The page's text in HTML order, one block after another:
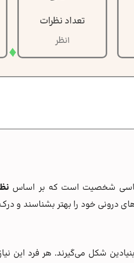
تعداد نظرات
1نظر
شخصیت است که بر اساس
درونی خود را بهتر بشناسند و درک
شکل می‌گیرند. هر فرد این